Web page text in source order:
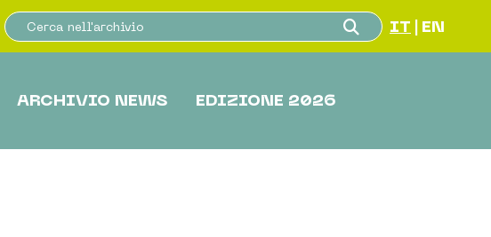
IT EN
ARCHIVIO NEWS EDIZIONE 2026